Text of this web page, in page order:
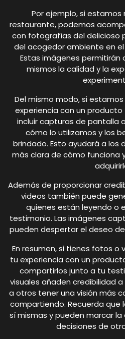
Por ejemplo, si
restaurante, podemos
con fotografías del delicioso
del acogedor ambiente en
Estas imágenes permitirán
mismos la calidad y la
Del mismo modo, si
experiencia con un
incluir capturas de pantalla
cómo lo utilizamos y los
brindado. Esto ayudará a los
más clara de cómo funciona
Además de proporcionar
videos también puede
quienes están leyendo o
testimonio. Las imágenes
pueden despertar el deseo
En resumen, si tienes fotos o
tu experiencia con un
compartirlos junto a tu
visuales añaden credibilidad
a otros tener una visión más
compartiendo. Recuerda que
sí mismas y pueden marcar la
decisiones de